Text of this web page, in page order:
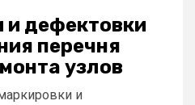
и дефектовки
перечня
узлов
и